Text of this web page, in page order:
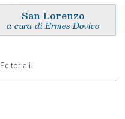
San Lorenzo
a cura di Ermes Dovico
Editoriali